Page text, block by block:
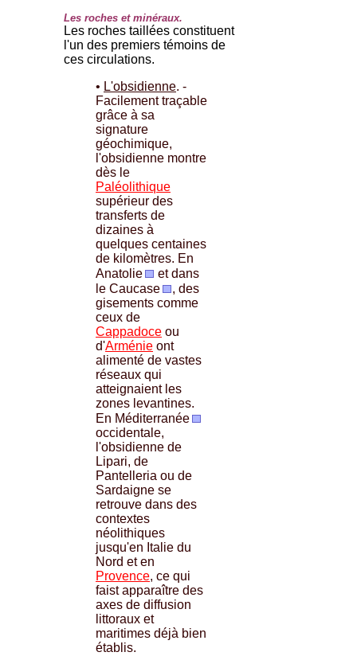
Les roches et minéraux.
Les roches taillées constituent
l'un des premiers témoins de
ces circulations.
• L'obsidienne. -
Facilement traçable
grâce à sa
signature
géochimique,
l'obsidienne montre
dès le
Paléolithique
supérieur des
transferts de
dizaines à
quelques centaines
de kilomètres. En
Anatolie
et dans
le Caucase
, des
gisements comme
ceux de
Cappadoce ou
d'Arménie ont
alimenté de vastes
réseaux qui
atteignaient les
zones levantines.
En Méditerranée
occidentale,
l'obsidienne de
Lipari, de
Pantelleria ou de
Sardaigne se
retrouve dans des
contextes
néolithiques
jusqu'en Italie du
Nord et en
Provence, ce qui
faist apparaître des
axes de diffusion
littoraux et
maritimes déjà bien
établis.